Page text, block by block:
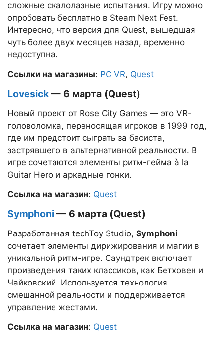
сложные скалолазные испытания. Игру можно
опробовать бесплатно в Steam Next Fest.
Интересно, что версия для Quest, вышедшая
чуть более двух месяцев назад, временно
недоступна.
Ссылки на магазины: PC VR, Quest
Lovesick — 6 марта (Quest)
Новый проект от Rose City Games — это VR-
головоломка, переносящая игроков в 1999 год,
где им предстоит сыграть за басиста,
застрявшего в альтернативной реальности. В
игре сочетаются элементы ритм-гейма à la
Guitar Hero и аркадные гонки.
Ссылка на магазин: Quest
Symphoni — 6 марта (Quest)
Разработанная techToy Studio, Symphoni
сочетает элементы дирижирования и магии в
уникальной ритм-игре. Саундтрек включает
произведения таких классиков, как Бетховен и
Чайковский. Используется технология
смешанной реальности и поддерживается
управление жестами.
Ссылка на магазин: Quest